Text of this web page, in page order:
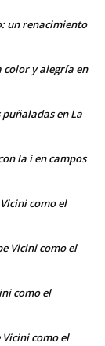
un renacimiento
color y alegría en
en La
la i en campos
como el
Vicini como el
como el
como el